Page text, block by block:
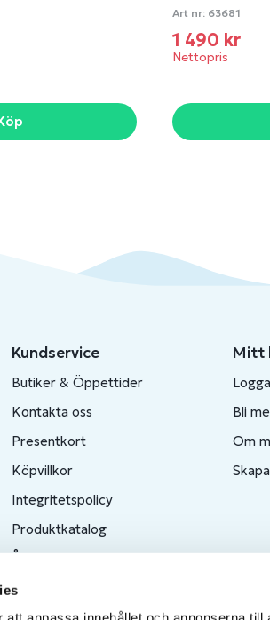
Art nr: 63681
1 490 kr
Nettopris
Kundservice
Butiker & Öppettider
Kontakta oss
Presentkort
Köpvillkor
Integritetspolicy
Produktkatalog
Ångra ditt köp
Mitt
Bli
Om